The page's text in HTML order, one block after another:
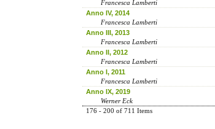
Francesca Lamberti
Anno IV, 2014
Francesca Lamberti
Anno III, 2013
Francesca Lamberti
Anno II, 2012
Francesca Lamberti
Anno I, 2011
Francesca Lamberti
Anno IX, 2019
Werner Eck
176 - 200 of 711 Items